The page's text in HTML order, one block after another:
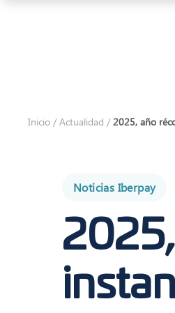
Inicio /Actualidad /2025, año
Noticias Iberpay